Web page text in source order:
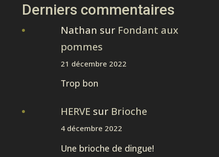
Derniers commentaires
Nathan sur Fondant aux
pommes
21 décembre 2022
Trop bon
HERVE sur Brioche
4 décembre 2022
Une brioche de dingue!